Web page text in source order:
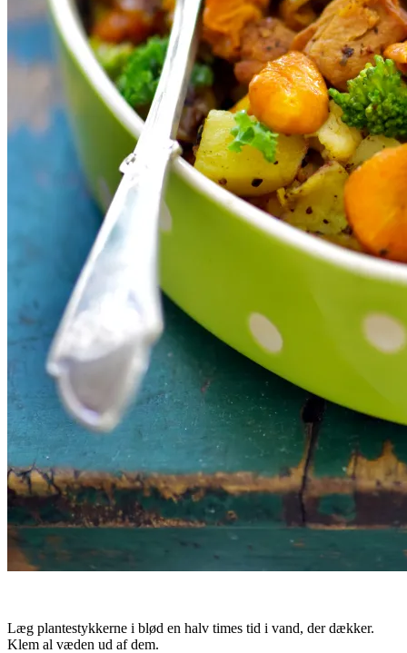
Læg plantestykkerne i blød en halv times tid i vand, der dækker.
Klem al væden ud af dem.